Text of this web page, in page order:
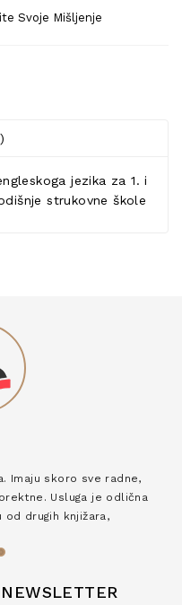
Svoje Mišljenje
jezika za 1. i
strukovne škole
Imaju skoro sve radne,
Usluga je odlična
drugih knjižara,